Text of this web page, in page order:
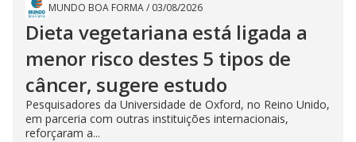
MUNDO BOA FORMA/ 03/08/2026
Dieta vegetariana está ligada a
menor risco destes 5 tipos de
câncer, sugere estudo
Pesquisadores da Universidade de Oxford, no Reino Unido,
em parceria com outras instituições internacionais,
reforçaram a...